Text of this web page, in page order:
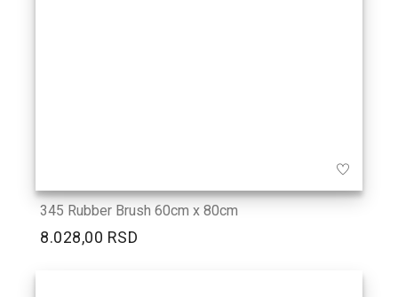
345 Rubber Brush 60cm x 80cm
8.028,00 RSD